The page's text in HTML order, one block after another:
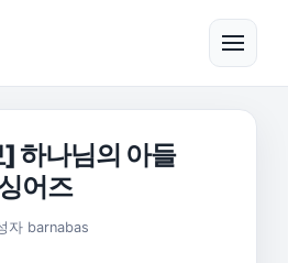
메뉴
하나님의 아들
어즈
년 11월 18일
자 barnabas